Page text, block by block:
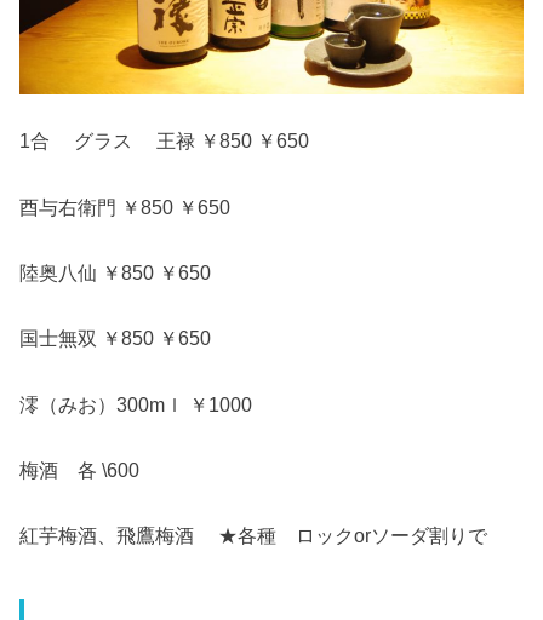
1合 グラス 王禄 ￥850 ￥650
酉与右衛門 ￥850 ￥650
陸奥八仙 ￥850 ￥650
国士無双 ￥850 ￥650
澪（みお）300mｌ ￥1000
梅酒 各 \600
紅芋梅酒、飛鷹梅酒 ★各種 ロックorソーダ割りで